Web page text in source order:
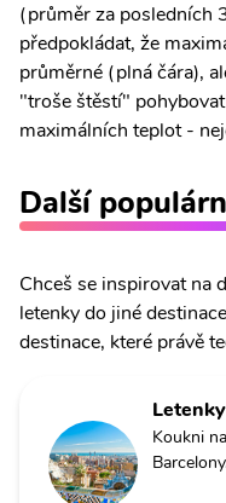
(průměr za posledních
předpokládat, že
průměrné (plná čára),
"troše štěstí"
maximálních teplot -
Další
Chceš se inspirovat na
letenky do jiné
destinace, které právě
Koukni